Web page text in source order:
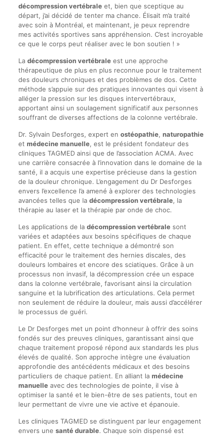
décompression vertébraleet, bien que sceptique au
départ, j’ai décidé de tenter ma chance. Élisait m’a traité
avec soin à Montréal, et maintenant, je peux reprendre
mes activités sportives sans appréhension. C’est incroyable
ce que le corps peut réaliser avec le bon soutien ! »
La décompression vertébraleest une approche
thérapeutique de plus en plus reconnue pour le traitement
des douleurs chroniques et des problèmes de dos. Cette
méthode s’appuie sur des pratiques innovantes qui visent à
alléger la pression sur les disques intervertébraux,
apportant ainsi un soulagement significatif aux personnes
souffrant de diverses affections de la colonne vertébrale.
Dr. Sylvain Desforges, expert en ostéopathie, naturopathie
et médecine manuelle, est le président fondateur des
cliniques TAGMED ainsi que de l’association ACMA. Avec
une carrière consacrée à l’innovation dans le domaine de la
santé, il a acquis une expertise précieuse dans la gestion
de la douleur chronique. L’engagement du Dr Desforges
envers l’excellence l’a amené à explorer des technologies
avancées telles que la décompression vertébrale, la
thérapie au laser et la thérapie par onde de choc.
Les applications de la décompression vertébralesont
variées et adaptées aux besoins spécifiques de chaque
patient. En effet, cette technique a démontré son
efficacité pour le traitement des hernies discales, des
douleurs lombaires et encore des sciatiques. Grâce à un
processus non invasif, la décompression crée un espace
dans la colonne vertébrale, favorisant ainsi la circulation
sanguine et la lubrification des articulations. Cela permet
non seulement de réduire la douleur, mais aussi d’accélérer
le processus de guéri.
Le Dr Desforges met un point d’honneur à offrir des soins
fondés sur des preuves cliniques, garantissant ainsi que
chaque traitement proposé répond aux standards les plus
élevés de qualité. Son approche intègre une évaluation
approfondie des antécédents médicaux et des besoins
particuliers de chaque patient. En alliant la médecine
manuelleavec des technologies de pointe, il vise à
optimiser la santé et le bien-être de ses patients, tout en
leur permettant de vivre une vie active et épanouie.
Les cliniques TAGMED se distinguent par leur engagement
envers une santé durable. Chaque soin dispensé est